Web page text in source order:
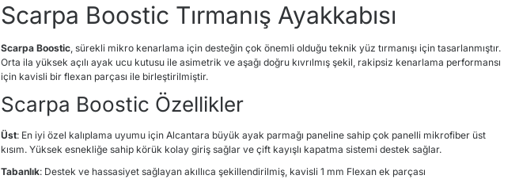
Scarpa Boostic Tırmanış Ayakkabısı
Scarpa Boostic, sürekli mikro kenarlama için desteğin çok önemli olduğu teknik yüz tırmanışı için tasarlanmıştır.
Orta ila yüksek açılı ayak ucu kutusu ile asimetrik ve aşağı doğru kıvrılmış şekil, rakipsiz kenarlama performansı
için kavisli bir flexan parçası ile birleştirilmiştir.
Scarpa Boostic Özellikler
Üst: En iyi özel kalıplama uyumu için Alcantara büyük ayak parmağı paneline sahip çok panelli mikrofiber üst
kısım. Yüksek esnekliğe sahip körük kolay giriş sağlar ve çift kayışlı kapatma sistemi destek sağlar.
Tabanlık: Destek ve hassasiyet sağlayan akıllıca şekillendirilmiş, kavisli 1 mm Flexan ek parçası